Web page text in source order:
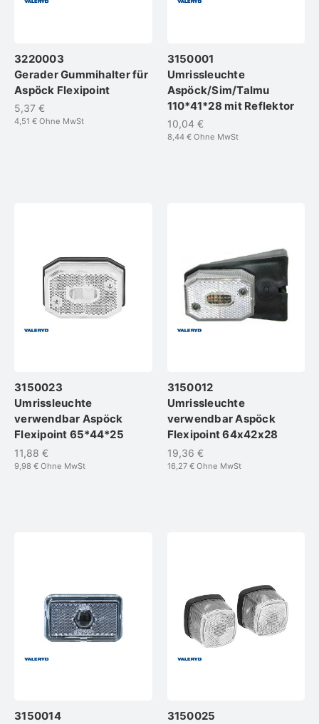
3220003
Gerader Gummihalter für
Aspöck Flexipoint
5,37 €
4,51 € Ohne MwSt
3150001
Umrissleuchte
Aspöck/Sim/Talmu
110*41*28 mit Reflektor
10,04 €
8,44 €Ohne MwSt
3150023
Umrissleuchte
verwendbar Aspöck
Flexipoint 65*44*25
11,88 €
9,98 € Ohne MwSt
3150012
Umrissleuchte
verwendbar Aspöck
Flexipoint 64x42x28
19,36 €
16,27 €Ohne MwSt
3150014
3150025